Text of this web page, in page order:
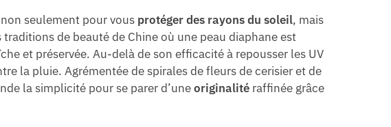
seulement pour vous protéger des rayons du soleil, mais
de beauté de Chine où une peau diaphane est
et préservée. Au-delà de son efficacité à repousser les UV
la pluie. Agrémentée de spirales de fleurs de cerisier et de
la simplicité pour se parer d’uneoriginalité raffinée grâce